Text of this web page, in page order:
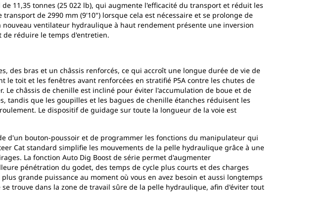
11,35 tonnes (25 022 lb), qui augmente l'efficacité du transport et réduit les
de 2990 mm (9'10") lorsque cela est nécessaire et se prolonge de
ventilateur hydraulique à haut rendement présente une inversion
réduire le temps d'entretien.
des bras et un châssis renforcés, ce qui accroît une longue durée de vie de
le toit et les fenêtres avant renforcées en stratifié P5A contre les chutes de
châssis de chenille est incliné pour éviter l'accumulation de boue et de
tandis que les goupilles et les bagues de chenille étanches réduisent les
Le dispositif de guidage sur toute la longueur de la voie est
d'un bouton-poussoir et de programmer les fonctions du manipulateur qui
Cat standard simplifie les mouvements de la pelle hydraulique grâce à une
La fonction Auto Dig Boost de série permet d'augmenter
pénétration du godet, des temps de cycle plus courts et des charges
grande puissance au moment où vous en avez besoin et aussi longtemps
trouve dans la zone de travail sûre de la pelle hydraulique, afin d'éviter tout